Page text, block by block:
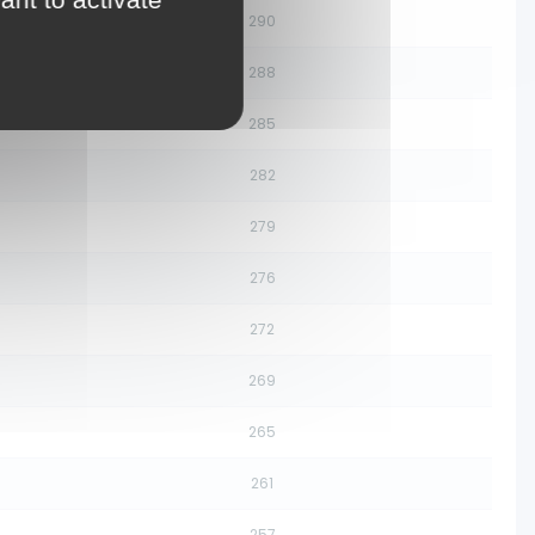
290
288
285
282
279
276
272
269
265
261